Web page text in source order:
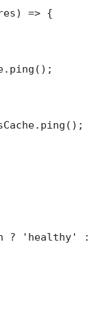
=> {
? 'healthy' :